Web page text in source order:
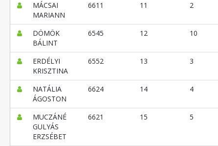
MÁCSAI
MARIANN
6611 11 2
DÖMÖK
BÁLINT
6545 12 10
ERDÉLYI
KRISZTINA
6552 13 3
NATÁLIA
ÁGOSTON
6624 14 4
MUCZÁNÉ
GULYÁS
ERZSÉBET
6621 15 5